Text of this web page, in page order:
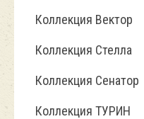
Коллекция Вектор
Коллекция Стелла
Коллекция Сенатор
Коллекция ТУРИН